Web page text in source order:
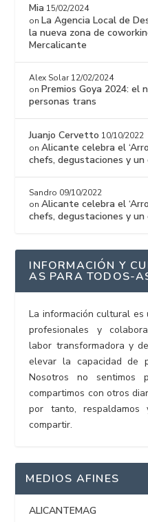
Mia 15/02/2024
on La Agencia Local de
la nueva zona de
Mercalicante
Alex Solar 12/02/2024
on Premios Goya 2024: el
personas trans
Juanjo Cervetto 10/10/2022
onAlicante celebra el
chefs, degustaciones y
Sandro 09/10/2022
onAlicante celebra el
chefs, degustaciones y
INFORMACIÓN Y
AS PARA TODOS-
La información cultural es
profesionales y
labor transformadora y
elevar la capacidad de
Nosotros no sentimos
compartimos con otros
por tanto,
compartir.
MEDIOS AFINES
ALICANTEMAG